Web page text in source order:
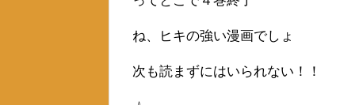
ね、ヒキの強い漫画でしょ
次も読まずにはいられない！！